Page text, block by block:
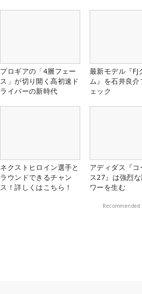
プロギアの「4層フェー
ス」が切り開く高初速ド
ライバーの新時代
最新モデル『FJ
ム』を石井良
ェック
ネクストヒロイン選手と
ラウンドできるチャン
ス！詳しくはこちら！
アディダス『
ス27』は強烈
ワーを生む
Recommended